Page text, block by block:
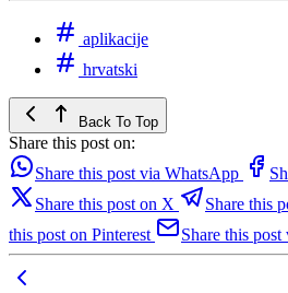
aplikacije
hrvatski
Back To Top
Share this post on:
Share this post via WhatsApp
Share this post on X
Share this
this post on Pinterest
Share this post